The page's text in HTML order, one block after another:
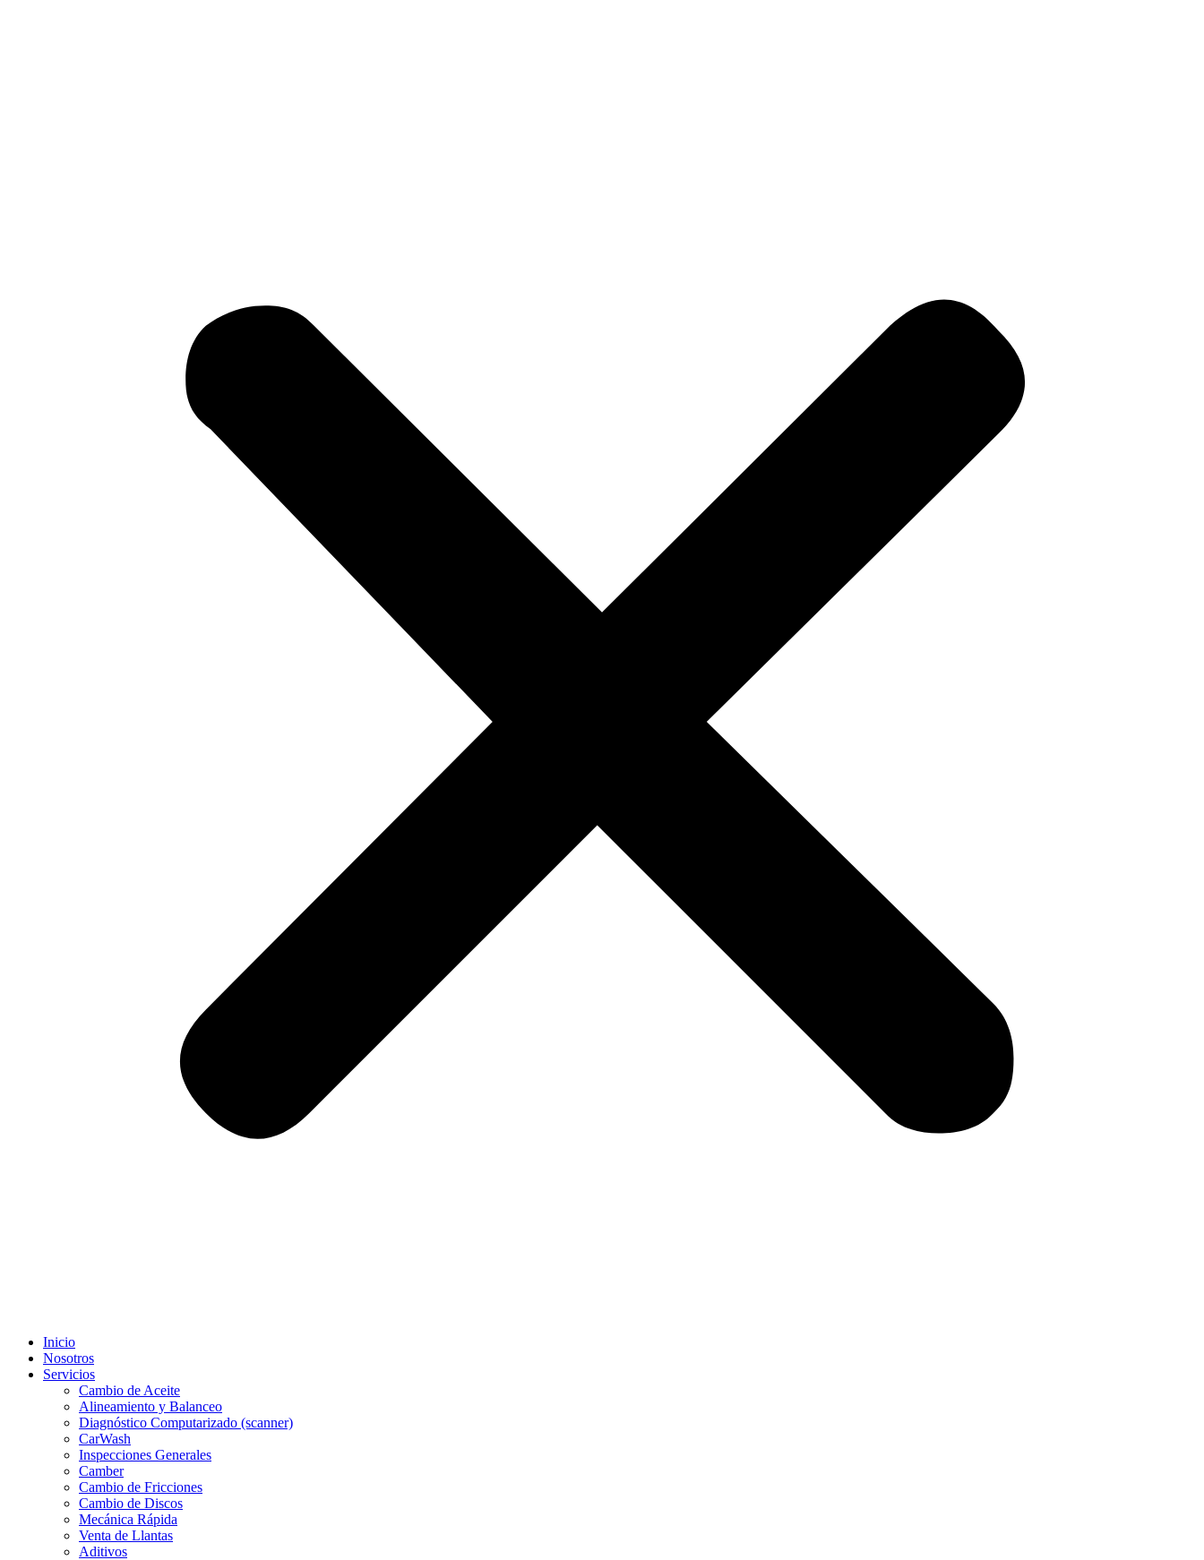
Inicio
Nosotros
Servicios
Cambio de Aceite
Alineamiento y Balanceo
Diagnóstico Computarizado (scanner)
CarWash
Inspecciones Generales
Camber
Cambio de Fricciones
Cambio de Discos
Mecánica Rápida
Venta de Llantas
Aditivos